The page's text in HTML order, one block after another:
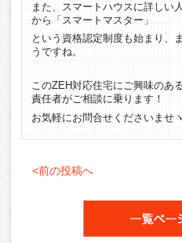
また、スマートハウスに詳しい
から「スマートマスター」
という資格認定制度も始まり、
うですね。
このZEH対応住宅にご興味のあ
責任者がご相談に乗ります！
お気軽にお問合せくださいませ
<前の投稿へ